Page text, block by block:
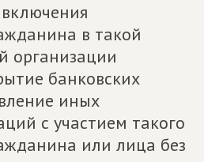
в такой
организации
банковских
иных
с участием такого
или лица без